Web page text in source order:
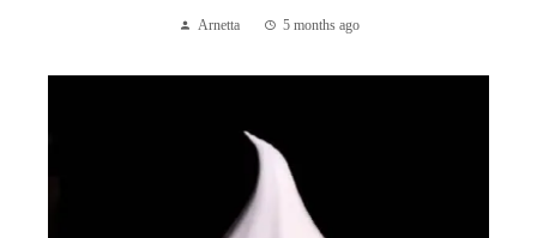
Arnetta 5 months ago